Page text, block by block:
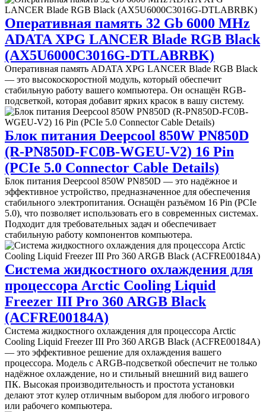
Оперативная память 32 Gb 6000 MHz
ADATA XPG LANCER Blade RGB Black
(AX5U6000C3016G-DTLABRBK)
Оперативная память ADATA XPG LANCER Blade RGB Black
— это высокоскоростной модуль, который обеспечит
стабильную работу вашего компьютера. Он оснащён RGB-
подсветкой, которая добавит ярких красок в вашу систему.
Блок питания Deepcool 850W PN850D
(R-PN850D-FC0B-WGEU-V2) 16 Pin
(PCIe 5.0 Connector Cable Details)
Блок питания Deepcool 850W PN850D — это надёжное и
эффективное устройство, предназначенное для обеспечения
стабильного электропитания. Оснащён разъёмом 16 Pin (PCIe
5.0), что позволяет использовать его в современных системах.
Подходит для требовательных задач и обеспечивает
стабильную работу компонентов компьютера.
Система жидкостного охлаждения для
процессора Arctic Cooling Liquid
Freezer III Pro 360 ARGB Black
(ACFRE00184A)
Система жидкостного охлаждения для процессора Arctic
Cooling Liquid Freezer III Pro 360 ARGB Black (ACFRE00184A)
— это эффективное решение для охлаждения вашего
процессора. Модель с ARGB-подсветкой обеспечит не только
надёжное охлаждение, но и стильный внешний вид вашего
ПК. Высокая производительность и простота установки
делают этот кулер отличным выбором для любого игрового
или рабочего компьютера.